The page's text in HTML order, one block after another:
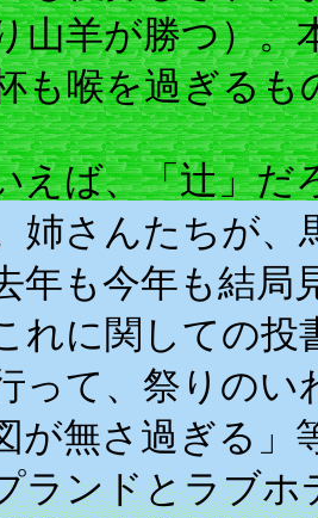
山羊が勝つ）。
も喉を過ぎる
ば、「辻」だ
姉さんたちが、
年も今年も結局
れに関しての
って、祭りの
が無さ過ぎる
ランドとラブ